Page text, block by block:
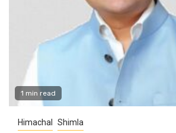
1 min read
Himachal Shimla